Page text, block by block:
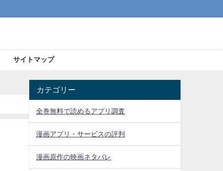
サイトマップ
カテゴリー
全巻無料で読めるアプリ調査
漫画アプリ・サービスの評判
漫画原作の映画ネタバレ